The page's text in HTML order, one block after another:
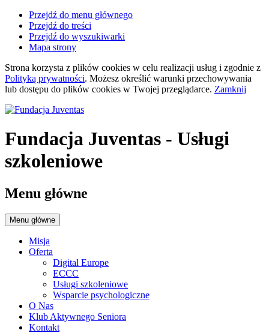
Przejdź do menu głównego
Przejdź do treści
Przejdź do wyszukiwarki
Mapa strony
Strona korzysta z plików cookies w celu realizacji usług i zgodnie z
Polityką prywatności. Możesz określić warunki przechowywania
lub dostępu do plików cookies w Twojej przeglądarce. Zamknij
Fundacja Juventas - Usługi
szkoleniowe
Menu główne
Menu główne
Misja
Oferta
Digital Europe
ECCC
Usługi szkoleniowe
Wsparcie psychologiczne
O Nas
Klub Aktywnego Seniora
Kontakt